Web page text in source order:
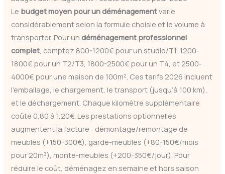
Le budget moyen pour un déménagementvarie
considérablement selon la formule choisie et le volume à
transporter. Pour undéménagement professionnel
complet, comptez 800-1200€ pour un studio/T1, 1200-
1800€ pour un T2/T3, 1800-2500€ pour un T4, et 2500-
4000€ pour une maison de 100m². Ces tarifs 2026 incluent
l’emballage, le chargement, le transport (jusqu’à 100 km),
et le déchargement. Chaque kilomètre supplémentaire
coûte 0,80 à 1,20€. Les prestations optionnelles
augmentent la facture : démontage/remontage de
meubles (+150-300€), garde-meubles (+80-150€/mois
pour 20m³), monte-meubles (+200-350€/jour). Pour
réduire le coût, déménagez en semaine et hors saison